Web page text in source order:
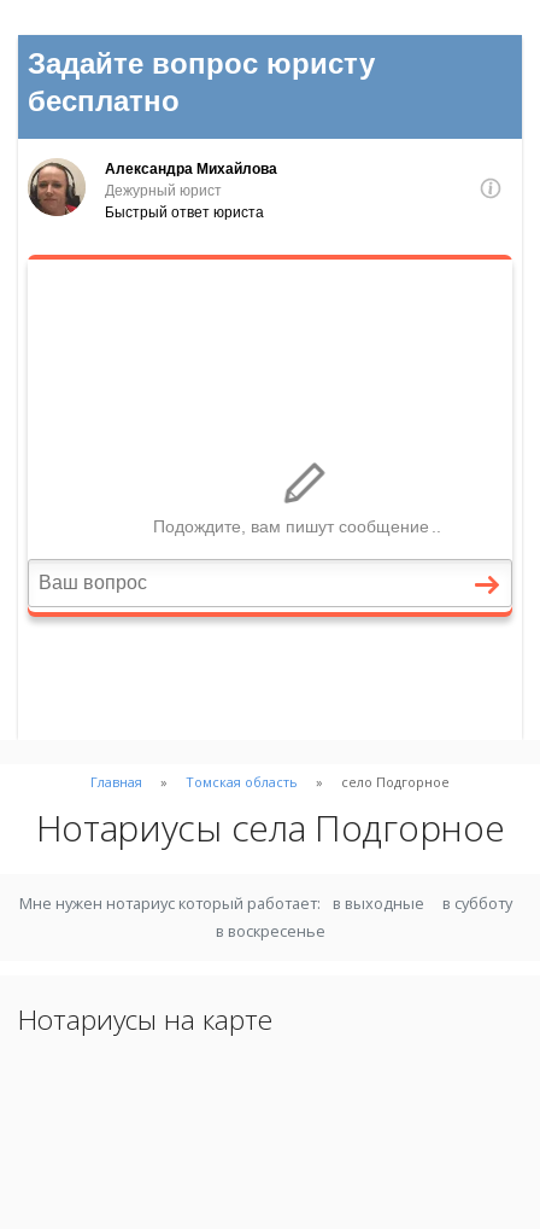
Главная Томская область село Подгорное
Нотариусы села Подгорное
Мне нужен нотариус который работает: в выходные
в субботу
в воскресенье
Нотариусы на карте